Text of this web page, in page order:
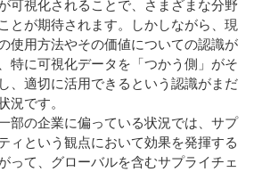
可視化されることで、さまざまな分野
とが期待されます。しかしながら、現
使用方法やその価値についての認識が
特に可視化データを「つかう側」がそ
、適切に活用できるという認識がまだ
況です。
部の企業に偏っている状況では、サプ
ィという観点において効果を発揮する
って、グローバルを含むサプライチェ